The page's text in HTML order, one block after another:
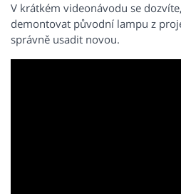
V krátkém videonávodu se
demontovat původní lampu z
správně usadit novou.